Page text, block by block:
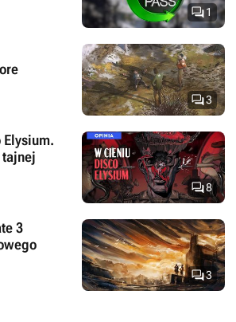
1
3
Elysium.
tajnej
8
3
3